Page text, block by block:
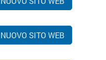
SITO WEB